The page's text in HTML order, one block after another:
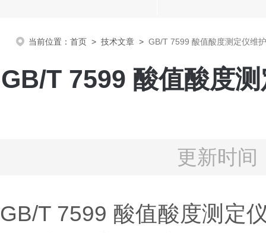
当前位置： 首页 > 技术文章 > GB/T 7599 酸值酸度测定仪维
GB/T 7599 酸值酸度
更新时
GB/T 7599 酸值酸度测定